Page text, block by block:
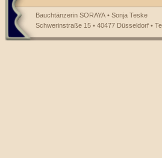
Bauchtänzerin SORAYA • Sonja Teske
Schwerinstraße 15 • 40477 Düsseldorf •